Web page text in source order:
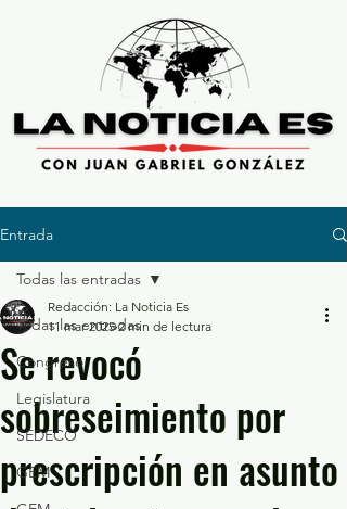
Entrada
Todas las entradas
Congreso
Legislatura
SEDECO
GEM
Todas las entradas
Se revocó
sobreseimiento por
prescripción en asunto
Redacción: La Noticia Es
11 mar 2025 2 min de lectura